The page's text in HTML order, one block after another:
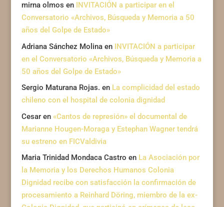
mirna olmos en INVITACIÓN a participar en el
Conversatorio «Archivos, Búsqueda y Memoria a 50
años del Golpe de Estado»
Adriana Sánchez Molinaen INVITACIÓN a participar
en el Conversatorio «Archivos, Búsqueda y Memoria a
50 años del Golpe de Estado»
Sergio Maturana Rojas. en La complicidad del estado
chileno con el hospital de colonia dignidad
Cesaren «Cantos de represión» el documental de
Marianne Hougen-Moraga y Estephan Wagner tendrá
su estreno en FICValdivia
Maria Trinidad Mondaca Castro en La Asociación por
la Memoria y los Derechos Humanos Colonia
Dignidad recibe con satisfacción la confirmación de
procesamiento a Reinhard Döring, miembro de la ex-